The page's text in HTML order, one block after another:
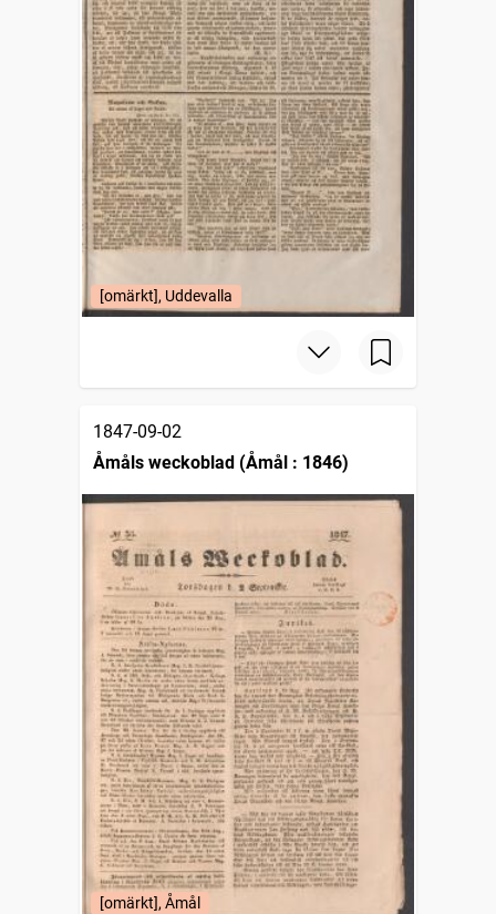
[omärkt], Uddevalla
1847-09-02
Åmåls weckoblad (Åmål : 1846)
[omärkt], Åmål